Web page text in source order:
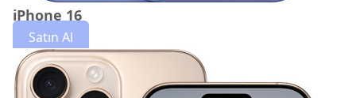
iPhone 16
Satın Al